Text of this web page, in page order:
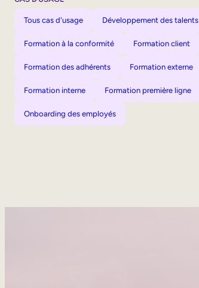
Tous cas d'usage Développement des talents
Formation à la conformité Formation client
Formation des adhérents Formation externe
Formation interne Formation première ligne
Onboarding des employés